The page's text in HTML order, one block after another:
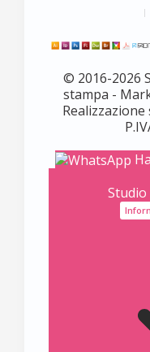
© 2016-2026
stampa -
Studio